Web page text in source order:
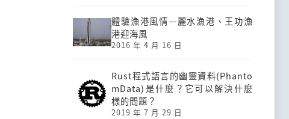
體驗漁港風情—麗水漁港、王功漁
港迎海風
2016 年 4 月 16 日
Rust程式語言的幽靈資料(Phanto
mData)是什麼？它可以解決什麼
樣的問題？
2019 年 7 月 29 日